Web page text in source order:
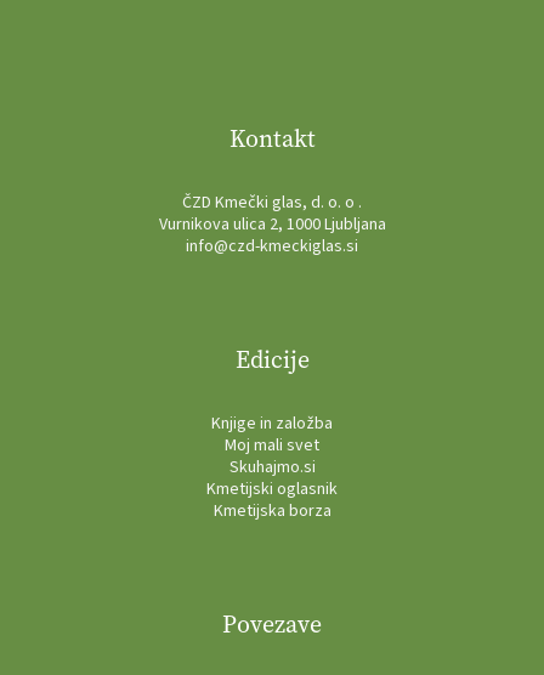
Kontakt
ČZD Kmečki glas, d. o. o .
Vurnikova ulica 2, 1000 Ljubljana
info@czd-kmeckiglas.si
Edicije
Knjige in založba
Moj mali svet
Skuhajmo.si
Kmetijski oglasnik
Kmetijska borza
Povezave